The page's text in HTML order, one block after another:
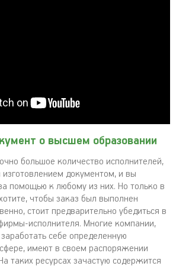
о высшем образовании
большое количество исполнителей,
документом, и вы
помощью к любому из них. Но только в
чтобы заказ был выполнен
стоит предварительно убедиться в
исполнителя. Многие компании,
себе определенную
имеют в своем распоряжении
таких ресурсах зачастую содержится